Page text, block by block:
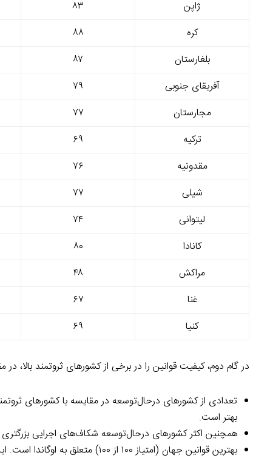
ژاپن
۸۳
کره
۸۸
بلغارستان
۸۷
آفریقای جنوبی
۷۹
مجارستان
۷۷
ترکیه
۶۹
مقدونیه
۷۶
شیلی
۷۷
لیتوانی
۷۴
کانادا
۸۰
مراکش
۴۸
غنا
۶۷
کنیا
۶۹
در گام دوم، کیفیت قوانین را در برخی از کشورهای ثروتمند بالا،
تعدادی از کشورهای درحال‌توسعه در مقایسه با کشورهای
بهتر است.
همچنین اکثر کشورهای درحال‌توسعه شکاف‌های اجرایی بزرگتری
بهترین قوانین جهان (امتیاز ۱۰۰ از ۱۰۰) متعلق به اوگاندا است. این کشور بیشترین شکاف اجرایی را نیز دارا است (امتیاز ۵۱).